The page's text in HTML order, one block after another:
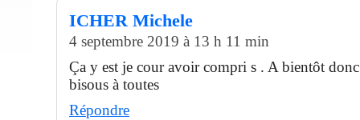
ICHER Michele
4 septembre 2019 à 13 h 11 min
Ça y est je cour avoir compri s . A bientôt
bisous à toutes
Répondre